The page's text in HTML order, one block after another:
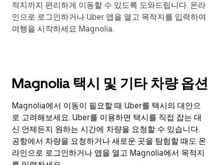
적지까지 편리하게 이동할 수 있도록 도와드립니다. 온라
인으로 로그인하거나 Uber 앱을 열고 목적지를 입력하여
여행을 시작하세요 Magnolia.
Magnolia 택시 및 기타 차량 옵션
Magnolia에서 이동이 필요할 때 Uber를 택시의 대안으
로 고려해보세요. Uber를 이용하면 택시를 직접 잡는 대
신 언제든지 원하는 시간에 차량을 요청할 수 있습니다.
공항에서 차량을 요청하거나 새로운 곳을 탐험할 때도 온
라인으로 로그인하거나 앱을 열고 Magnolia에서 목적지